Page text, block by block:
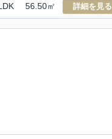
56.50㎡ 詳細を見る